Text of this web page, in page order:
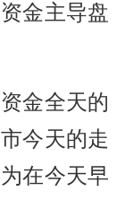
金主导盘
金全天的
今天的走
在今天早